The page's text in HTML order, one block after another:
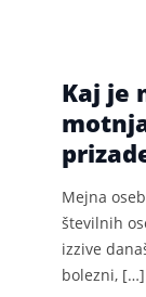
Kaj je
Mejna
številnih
izzive
bolezni, […]